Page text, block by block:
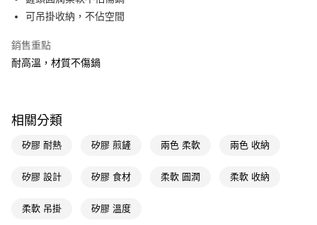
街口支付
悠遊付
Google Pay
【關於「AFTEE先享後付」】
便利好安心！
２．便利：只要手機號碼，簡訊認證，即可結帳。
【「AFTEE先享後付」結帳流程】
每筆NT$65，滿NT$390(含以上)免運費
可吊掛收納，不佔空間
銷售重點
耐高溫，材質不傷鍋
相關分類
矽膠 耐熱 矽膠 煎鏟 兩色 柔軟 兩色 收納
矽膠 設計 矽膠 食材 柔軟 圓潤 柔軟 收納
柔軟 吊掛 矽膠 溫度